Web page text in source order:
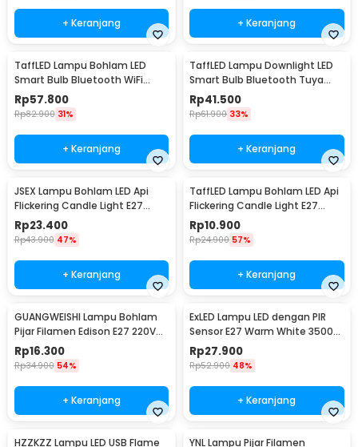
+ Keranjang + Keranjang
TaffLED Lampu Bohlam LED
Smart Bulb Bluetooth WiFi
RGBCW E27 220V 9W - A60
Rp57.800
Rp82.900 31%
+ Keranjang
TaffLED Lampu Downlight LED
Smart Bulb Bluetooth Tuya
10W RGBCW - A61
Rp41.500
Rp61.900 33%
+ Keranjang
JSEX Lampu Bohlam LED Api
Flickering Candle Light E27
Warm White 3W - CB3
Rp23.400
Rp43.900 47%
+ Keranjang
TaffLED Lampu Bohlam LED Api
Flickering Candle Light E27
Orange 3W - OM-BB-3W
Rp10.900
Rp24.900 57%
+ Keranjang
GUANGWEISHI Lampu Bohlam
Pijar Filamen Edison E27 220V
4W - ST64
Rp16.300
Rp34.900 54%
+ Keranjang
ExLED Lampu LED dengan PIR
Sensor E27 Warm White 3500K
12W - Ex01
Rp27.900
Rp52.900 48%
+ Keranjang
HZZKZZ Lampu LED USB Flame
YNL Lampu Pijar Filamen